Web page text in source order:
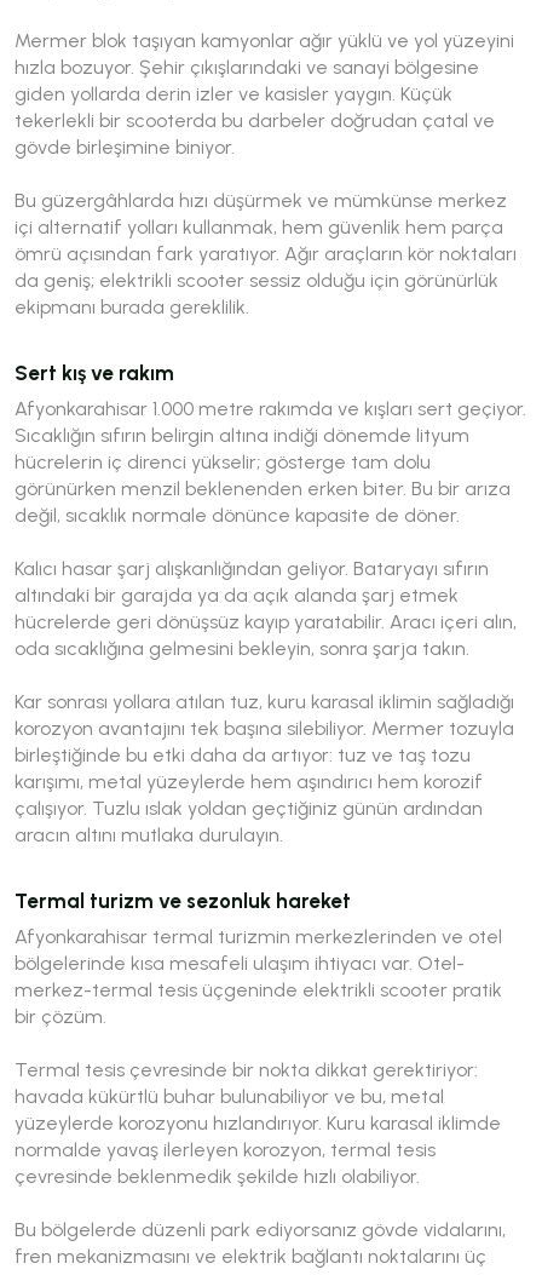
Mermer blok taşıyan kamyonlar ağır yüklü ve yol yüzeyini
hızla bozuyor. Şehir çıkışlarındaki ve sanayi bölgesine
giden yollarda derin izler ve kasisler yaygın. Küçük
tekerlekli bir scooterda bu darbeler doğrudan çatal ve
gövde birleşimine biniyor.
Bu güzergâhlarda hızı düşürmek ve mümkünse merkez
içi alternatif yolları kullanmak, hem güvenlik hem parça
ömrü açısından fark yaratıyor. Ağır araçların kör noktaları
da geniş; elektrikli scooter sessiz olduğu için görünürlük
ekipmanı burada gereklilik.
Sert kış ve rakım
Afyonkarahisar 1.000 metre rakımda ve kışları sert geçiyor.
Sıcaklığın sıfırın belirgin altına indiği dönemde lityum
hücrelerin iç direnci yükselir; gösterge tam dolu
görünürken menzil beklenenden erken biter. Bu bir arıza
değil, sıcaklık normale dönünce kapasite de döner.
Kalıcı hasar şarj alışkanlığından geliyor. Bataryayı sıfırın
altındaki bir garajda ya da açık alanda şarj etmek
hücrelerde geri dönüşsüz kayıp yaratabilir. Aracı içeri alın,
oda sıcaklığına gelmesini bekleyin, sonra şarja takın.
Kar sonrası yollara atılan tuz, kuru karasal iklimin sağladığı
korozyon avantajını tek başına silebiliyor. Mermer tozuyla
birleştiğinde bu etki daha da artıyor: tuz ve taş tozu
karışımı, metal yüzeylerde hem aşındırıcı hem korozif
çalışıyor. Tuzlu ıslak yoldan geçtiğiniz günün ardından
aracın altını mutlaka durulayın.
Termal turizm ve sezonluk hareket
Afyonkarahisar termal turizmin merkezlerinden ve otel
bölgelerinde kısa mesafeli ulaşım ihtiyacı var. Otel-
merkez-termal tesis üçgeninde elektrikli scooter pratik
bir çözüm.
Termal tesis çevresinde bir nokta dikkat gerektiriyor:
havada kükürtlü buhar bulunabiliyor ve bu, metal
yüzeylerde korozyonu hızlandırıyor. Kuru karasal iklimde
normalde yavaş ilerleyen korozyon, termal tesis
çevresinde beklenmedik şekilde hızlı olabiliyor.
Bu bölgelerde düzenli park ediyorsanız gövde vidalarını,
fren mekanizmasını ve elektrik bağlantı noktalarını üç